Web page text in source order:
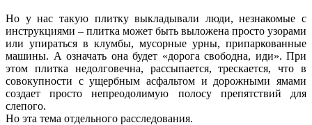
Но у нас такую плитку выкладывали люди, незнакомые с
инструкциями – плитка может быть выложена просто узорами
или упираться в клумбы, мусорные урны, припаркованные
машины. А означать она будет «дорога свободна, иди». При
этом плитка недолговечна, рассыпается, трескается, что в
совокупности с ущербным асфальтом и дорожными ямами
создает просто непреодолимую полосу препятствий для
слепого.
Но эта тема отдельного расследования.